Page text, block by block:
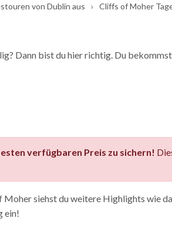
von Dublin aus Cliffs of Moher
Dann bist du hier richtig. Du
verfügbaren Preis zu sichern!
siehst du weitere Highlights wie
ein!